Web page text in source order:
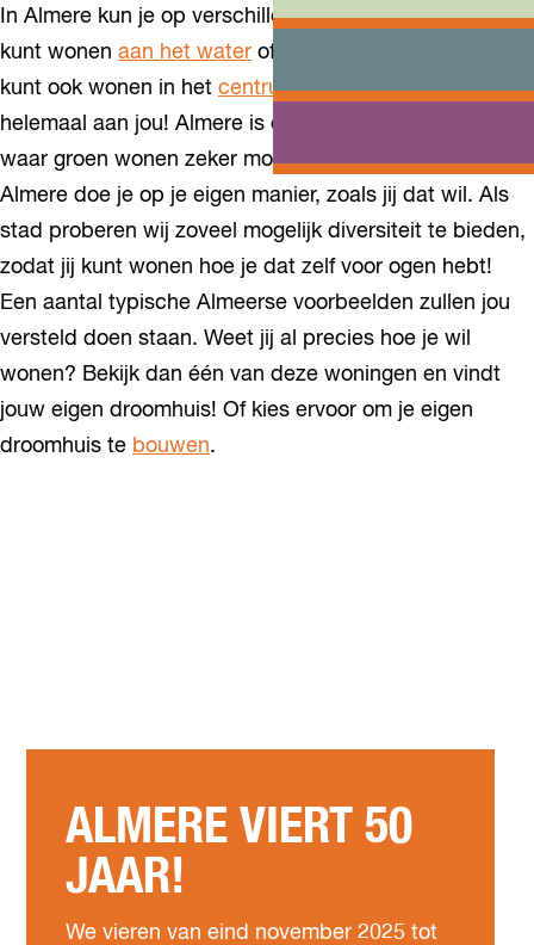
In Almere kun je op verschillende manieren wonen. Je
kunt wonen aan het water of
kunt ook wonen in het centrum. Deze keuze is
helemaal aan jou! Almere is ook een
waar groen wonen zeker mogelijk is. Een huis kopen in
Almere doe je op je eigen manier, zoals jij dat wil. Als
stad proberen wij zoveel mogelijk diversiteit te bieden,
zodat jij kunt wonen hoe je dat zelf voor ogen hebt!
Een aantal typische Almeerse voorbeelden zullen jou
versteld doen staan. Weet jij al precies hoe je wil
wonen? Bekijk dan één van deze woningen en vindt
jouw eigen droomhuis! Of kies ervoor om je eigen
droomhuis te bouwen.
ALMERE VIERT 50
JAAR!
We vieren van eind november 2025 tot